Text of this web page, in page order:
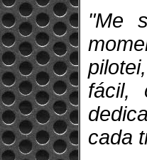
"Me
fácil,
cada